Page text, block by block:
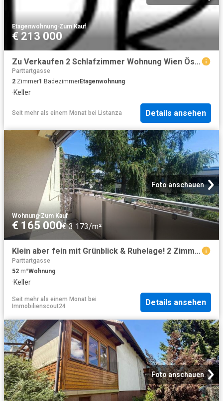
Etagenwohnung·Zum Kauf
€ 213 000
Zu Verkaufen 2 Schlafzimmer Wohnung Wien Österreich DS103154146
Parttartgasse
2 Zimmer1 BadezimmerEtagenwohnung
·Keller
Seit mehr als einem Monat bei Listanza Details ansehen
Foto anschauen
Wohnung·Zum Kauf
€ 165 000€ 3 173/m²
Klein aber fein mit Grünblick & Ruhelage! 2 Zimmer Wohnung mit Loggia!
Parttartgasse
52 m²Wohnung
·Keller
Seit mehr als einem Monat bei
Immobilienscout24
Details ansehen
Foto anschauen